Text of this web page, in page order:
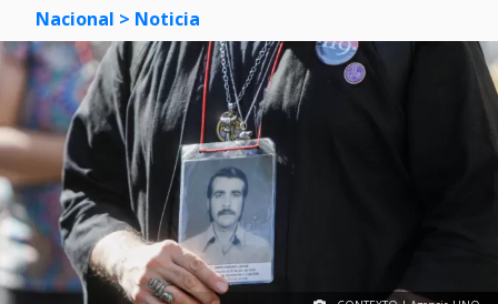
Nacional > Noticia